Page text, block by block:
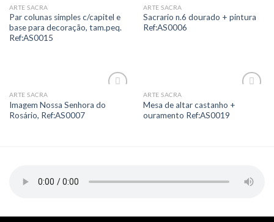
Add to
Wishlist
ARTE SACRA
Par colunas simples c/capitel e
base para decoração, tam.peq.
Ref:AS0015
Add to
Wishlist
ARTE SACRA
Sacrario n.6 dourado + pintura
Ref:AS0006
Wishlist
ARTE SACRA
Imagem Nossa Senhora do
Rosário, Ref:AS0007
Wishlist
ARTE SACRA
Mesa de altar castanho +
ouramento Ref:AS0019